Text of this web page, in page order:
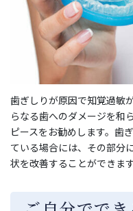
歯ぎしりが原因で知覚過敏
らなる歯へのダメージを和
ピースをお勧めします。歯
ている場合には、その部分
状を改善することができます